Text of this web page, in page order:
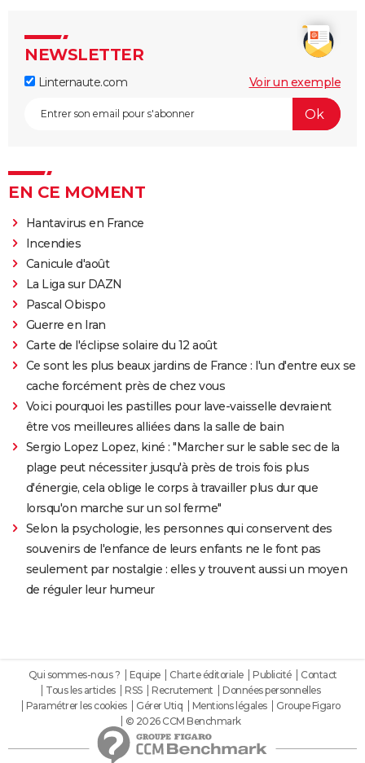
NEWSLETTER
Linternaute.com Voir un exemple
EN CE MOMENT
Hantavirus en France
Incendies
Canicule d'août
La Liga sur DAZN
Pascal Obispo
Guerre en Iran
Carte de l'éclipse solaire du 12 août
Ce sont les plus beaux jardins de France : l'un d'entre eux se
cache forcément près de chez vous
Voici pourquoi les pastilles pour lave-vaisselle devraient
être vos meilleures alliées dans la salle de bain
Sergio Lopez Lopez, kiné : "Marcher sur le sable sec de la
plage peut nécessiter jusqu'à près de trois fois plus
d'énergie, cela oblige le corps à travailler plus dur que
lorsqu'on marche sur un sol ferme"
Selon la psychologie, les personnes qui conservent des
souvenirs de l'enfance de leurs enfants ne le font pas
seulement par nostalgie : elles y trouvent aussi un moyen
de réguler leur humeur
Qui sommes-nous ? Equipe Charte éditoriale Publicité
Contact
Tous les articles
RSS Recrutement
Données personnelles
Paramétrer les cookies
Gérer Utiq Mentions légales
Groupe Figaro
© 2026 CCM Benchmark